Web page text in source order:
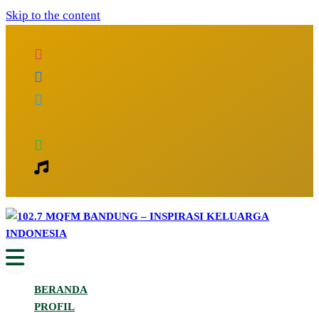
Skip to the content
102.7 MQFM Bandung – Inspirasi
Keluarga Indonesia
Inspirasi Keluarga Indonesia
BERANDA
PROFIL